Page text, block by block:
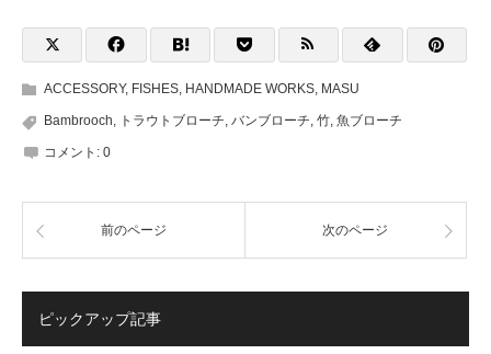
ACCESSORY, FISHES, HANDMADE WORKS, MASU
Bambrooch, トラウトブローチ, バンブローチ, 竹, 魚ブローチ
コメント: 0
前のページ 次のページ
ピックアップ記事